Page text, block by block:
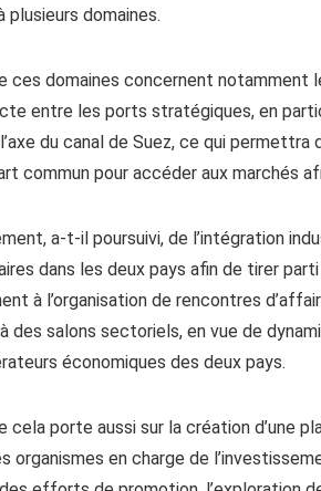
plusieurs domaines.
ces domaines concernent
entre les ports stratégiques, en
du canal de Suez, ce qui
commun pour accéder aux marchés
a-t-il poursuivi, de l’intégration
dans les deux pays afin de tirer
à l’organisation de rencontres
des salons sectoriels, en vue de
économiques des deux pays.
cela porte aussi sur la création d’une
organismes en charge de